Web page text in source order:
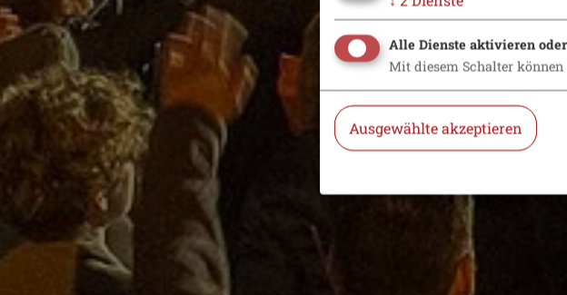
Alle Dienste aktivieren
Mit diesem Schalter
Ausgewählte akzeptieren